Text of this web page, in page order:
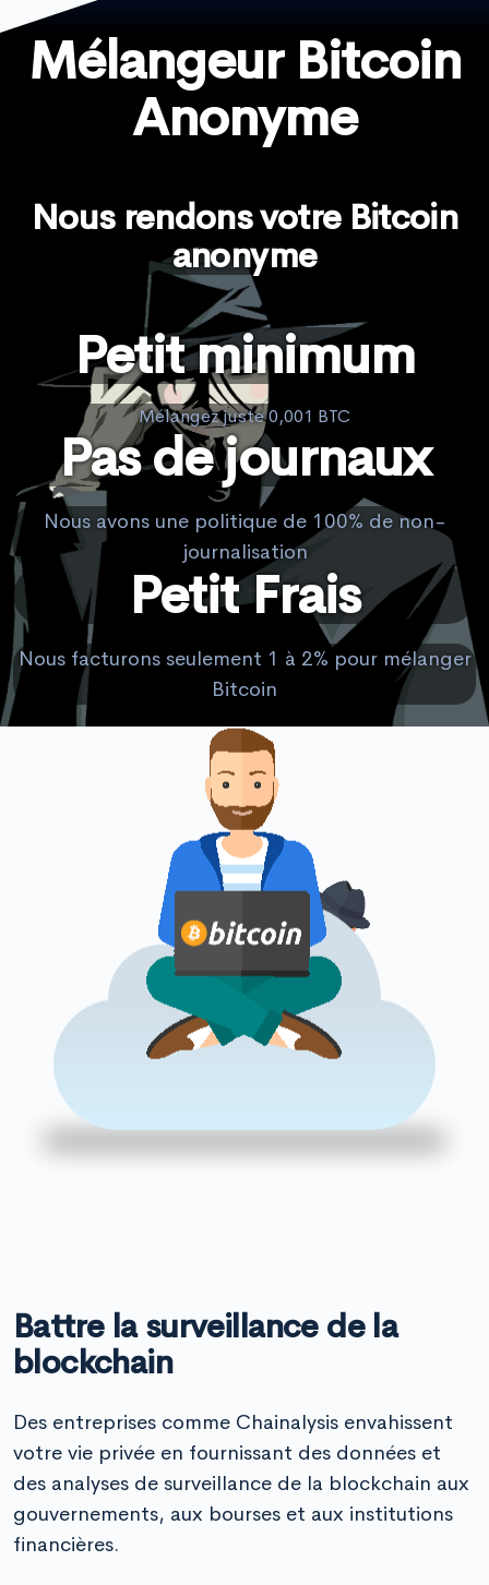
Mélangeur Bitcoin
Anonyme
Nous rendons votre Bitcoin
anonyme
Petit minimum
Mélangez juste 0,001 BTC
Pas de journaux
Nous avons une politique de 100% de non-
journalisation
Petit Frais
Nous facturons seulement 1 à 2% pour mélanger
Bitcoin
Battre la surveillance de la
blockchain
Des entreprises comme Chainalysis envahissent
votre vie privée en fournissant des données et
des analyses de surveillance de la blockchain aux
gouvernements, aux bourses et aux institutions
financières.